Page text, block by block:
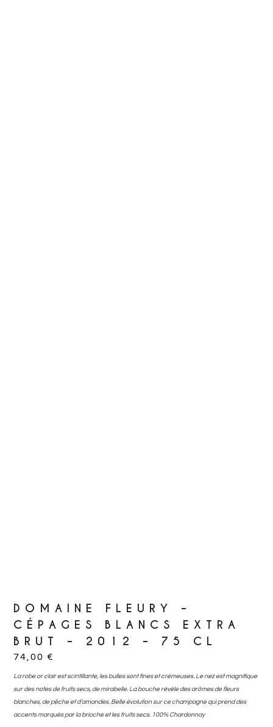
DOMAINE FLEURY –
CÉPAGES BLANCS EXTRA
BRUT – 2012 – 75 CL
74,00€
La robe or clair est scintillante, les bulles sont fines et crémeuses. Le nez est magnifique
sur des notes de fruits secs, de mirabelle. La bouche révèle des arômes de fleurs
blanches, de pêche et d’amandes. Belle évolution sur ce champagne qui prend des
accents marqués par la brioche et les fruits secs. 100% Chardonnay